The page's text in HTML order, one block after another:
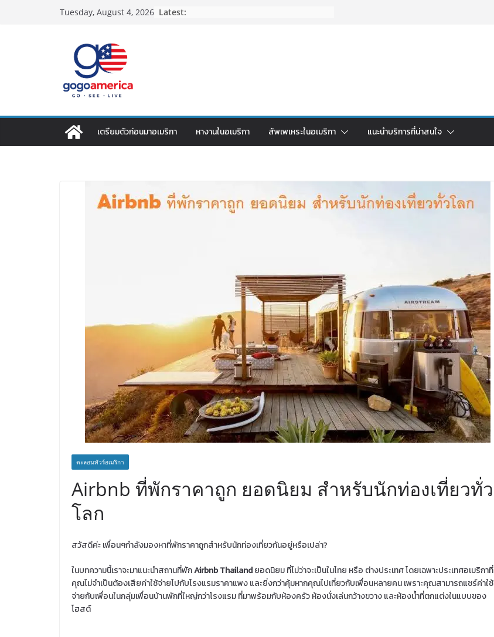
Tuesday, August 4, 2026 Latest:
เตรียมตัวก่อนมาอเมริกา หางานในอเมริกา สัพเพเหระในอเมริกา แนะนำบริการที่น่าสนใจ
ตะลอนทัวร์อเมริกา
Airbnb ที่พักราคาถูก ยอดนิยม สำหรับนักท่องเที่ยวทั่ว
โลก
สวัสดีค่ะ เพื่อนๆกำลังมองหาที่พักราคาถูกสำหรับนักท่องเที่ยวกันอยู่หรือเปล่า?
ในบทความนี้เราจะมาแนะนำสถานที่พักAirbnb Thailandยอดนิยม ที่ไม่ว่าจะเป็นในไทย หรือ ต่างประเทศ โดยเฉพาะประเทศอเมริกาที่
คุณไม่จำเป็นต้องเสียค่าใช้จ่ายไปกับโรงแรมราคาแพง และยิ่งกว่าคุ้มหากคุณไปเที่ยวกับเพื่อนหลายคน เพราะคุณสามารถแชร์ค่าใช้
จ่ายกับเพื่อนในกลุ่มเพื่อนบ้านพักที่ใหญ่กว่าโรงแรม ที่มาพร้อมกับห้องครัว ห้องนั่งเล่นกว้างขวาง และห้องน้ำที่ตกแต่งในแบบของ
โฮสต์